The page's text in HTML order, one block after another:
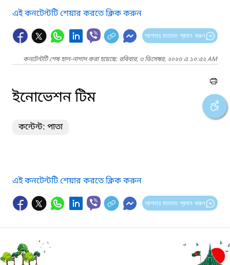
এই কনটেন্টটি শেয়ার করতে ক্লিক করুন
আপনার মতামত প্রদান করুন
কনটেন্টটি শেষ হাল-নাগাদ করা হয়েছে: রবিবার, ৩ ডিসেম্বর, ২০২৩ এ ১০:৫২ AM
ইনোভেশন টিম
কন্টেন্ট: পাতা
এই কনটেন্টটি শেয়ার করতে ক্লিক করুন
আপনার মতামত প্রদান করুন